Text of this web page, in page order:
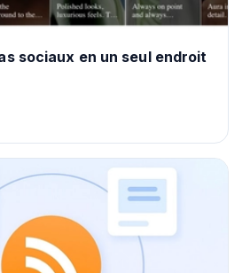
sociaux en un seul endroit